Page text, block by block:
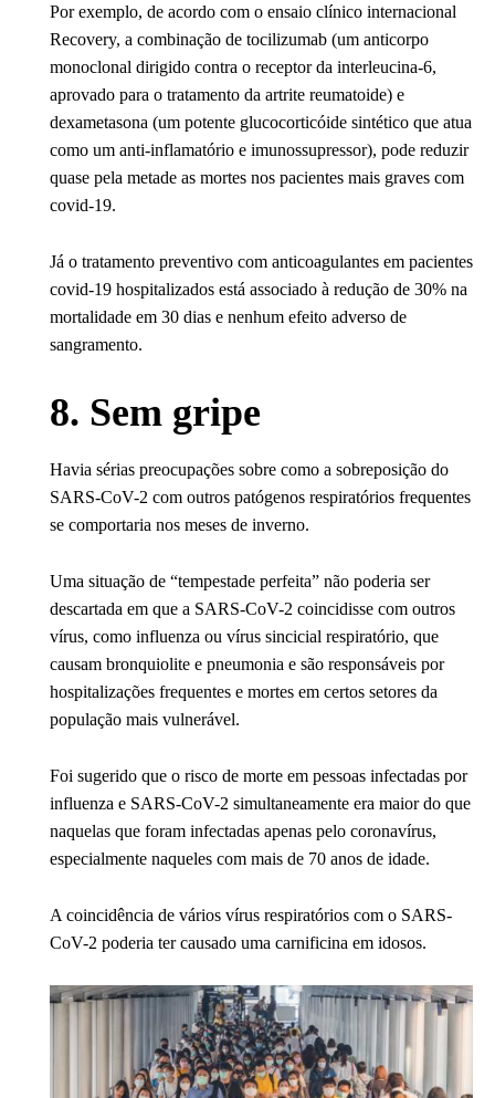
Por exemplo, de acordo com o ensaio clínico internacional
Recovery, a combinação de tocilizumab (um anticorpo
monoclonal dirigido contra o receptor da interleucina-6,
aprovado para o tratamento da artrite reumatoide) e
dexametasona (um potente glucocorticóide sintético que atua
como um anti-inflamatório e imunossupressor), pode reduzir
quase pela metade as mortes nos pacientes mais graves com
covid-19.
Já o tratamento preventivo com anticoagulantes em pacientes
covid-19 hospitalizados está associado à redução de 30% na
mortalidade em 30 dias e nenhum efeito adverso de
sangramento.
8. Sem gripe
Havia sérias preocupações sobre como a sobreposição do
SARS-CoV-2 com outros patógenos respiratórios frequentes
se comportaria nos meses de inverno.
Uma situação de “tempestade perfeita” não poderia ser
descartada em que a SARS-CoV-2 coincidisse com outros
vírus, como influenza ou vírus sincicial respiratório, que
causam bronquiolite e pneumonia e são responsáveis ​​por
hospitalizações frequentes e mortes em certos setores da
população mais vulnerável.
Foi sugerido que o risco de morte em pessoas infectadas por
influenza e SARS-CoV-2 simultaneamente era maior do que
naquelas que foram infectadas apenas pelo coronavírus,
especialmente naqueles com mais de 70 anos de idade.
A coincidência de vários vírus respiratórios com o SARS-
CoV-2 poderia ter causado uma carnificina em idosos.